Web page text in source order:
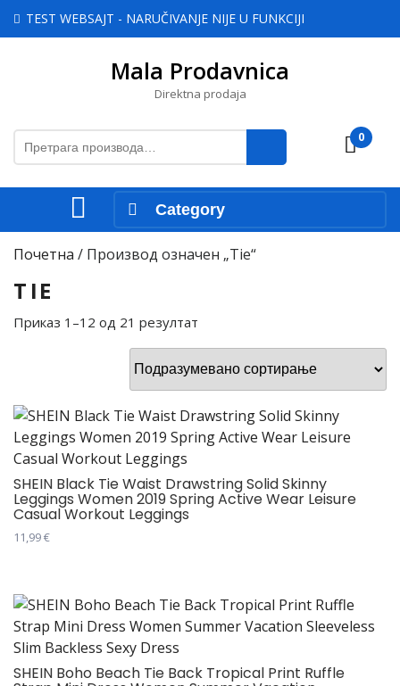
SkipTEST WEBSAJT - NARUČIVANJE NIJE U FUNKCIJI
Mala Prodavnica
Direktna prodaja
Претрага
за:
Cart
0
Open
Menu
Category
Почетна / Производ oзначен „Tie“
TIE
Приказ 1–12 од 21 резултат
SHEIN Black Tie Waist Drawstring Solid Skinny
Leggings Women 2019 Spring Active Wear Leisure
Casual Workout Leggings
11,99€
има
више
варијанти.
Опције
SHEIN Boho Beach Tie Back Tropical Print Ruffle